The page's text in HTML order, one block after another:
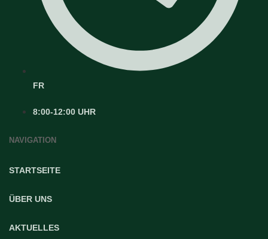
FR
8:00-12:00 UHR
NAVIGATION
STARTSEITE
ÜBER UNS
AKTUELLES